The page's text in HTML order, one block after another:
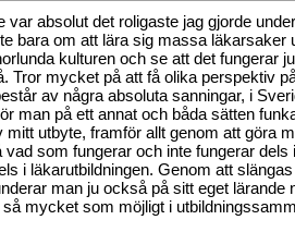
var absolut det roligaste jag gjorde
bara om att lära sig massa läkarsaker
kulturen och se att det fungerar
Tror mycket på att få olika perspektiv
av några absoluta sanningar, i
man på ett annat och båda sätten
mitt utbyte, framför allt genom att göra
vad som fungerar och inte fungerar dels
i läkarutbildningen. Genom att
man ju också på sitt eget lärande
mycket som möjligt i